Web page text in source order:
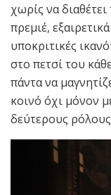
χωρίς να
πρεμιέ,
υποκριτικές
στο πετσί του
πάντα να
κοινό όχι μόνον
δεύτερους